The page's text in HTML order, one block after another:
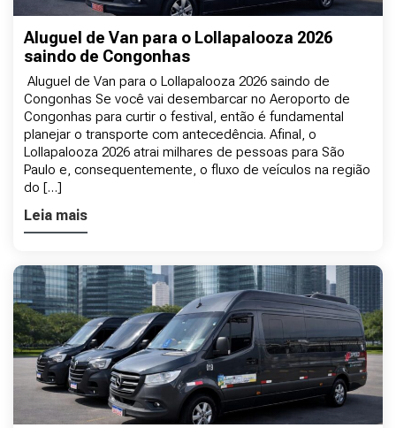
Aluguel de Van para o Lollapalooza 2026
saindo de Congonhas
Aluguel de Van para o Lollapalooza 2026 saindo de
Congonhas Se você vai desembarcar no Aeroporto de
Congonhas para curtir o festival, então é fundamental
planejar o transporte com antecedência. Afinal, o
Lollapalooza 2026 atrai milhares de pessoas para São
Paulo e, consequentemente, o fluxo de veículos na região
do […]
Leia mais